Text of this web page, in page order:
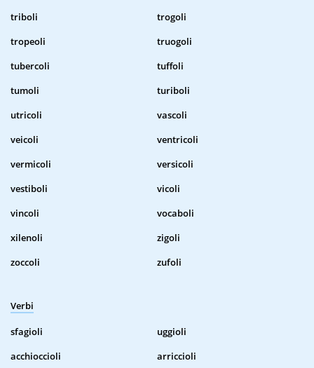
triboli
trogoli
tropeoli
truogoli
tubercoli
tuffoli
tumoli
turiboli
utricoli
vascoli
veicoli
ventricoli
vermicoli
versicoli
vestiboli
vicoli
vincoli
vocaboli
xilenoli
zigoli
zoccoli
zufoli
Verbi
sfagioli
uggioli
acchioccioli
arriccioli